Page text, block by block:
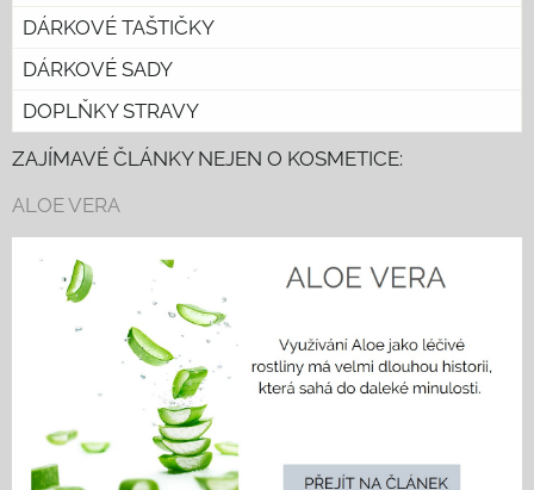
DÁRKOVÉ TAŠTIČKY
DÁRKOVÉ SADY
DOPLŇKY STRAVY
ZAJÍMAVÉ ČLÁNKY NEJEN O KOSMETICE:
ALOE VERA